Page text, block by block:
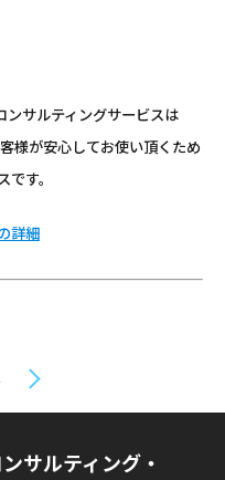
サルティングサービスは
様が安心してお使い頂くため
す。
詳細
サルティング・